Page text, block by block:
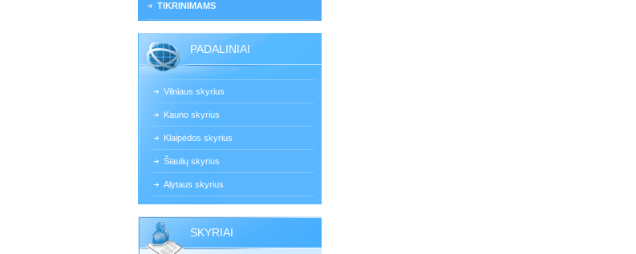
TIKRINIMAMS
PADALINIAI
Vilniaus skyrius
Kauno skyrius
Klaipėdos skyrius
Šiaulių skyrius
Alytaus skyrius
SKYRIAI